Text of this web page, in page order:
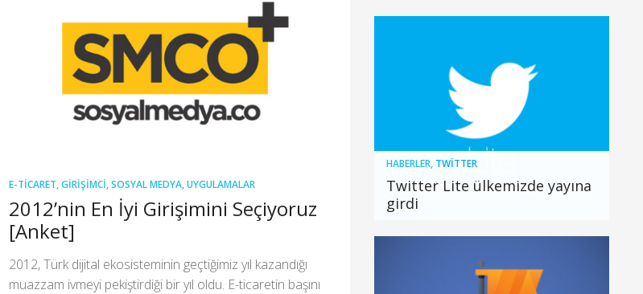
E-TICARET,GIRIŞIMCI,SOSYAL MEDYA,UYGULAMALAR
2012’nin En İyi Girişimini Seçiyoruz
[Anket]
2012, Türk dijital ekosisteminin geçtiğimiz yıl kazandığı
muazzam ivmeyi pekiştirdiği bir yıl oldu. E-ticaretin başını
HABERLER, TWITTER
Twitter Lite ülkemizde yayına
girdi